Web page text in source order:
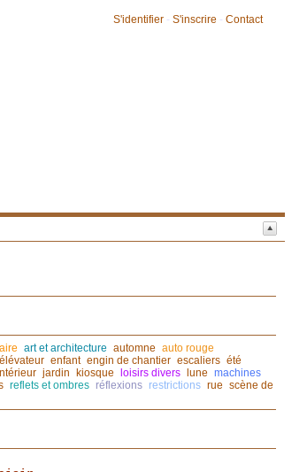
S'identifier - S'inscrire - Contact
art et architecture automne auto rouge
élévateur enfant engin de chantier escaliers été
jardin kiosque loisirs divers lune machines
reflets et ombres réflexions restrictions rue scène de